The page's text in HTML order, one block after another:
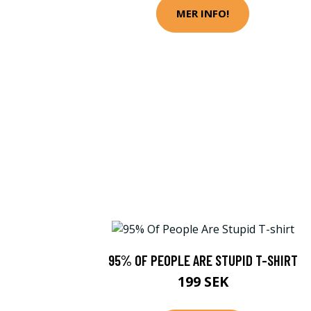
MER INFO!
95% OF PEOPLE ARE STUPID T-SHIRT
199 SEK